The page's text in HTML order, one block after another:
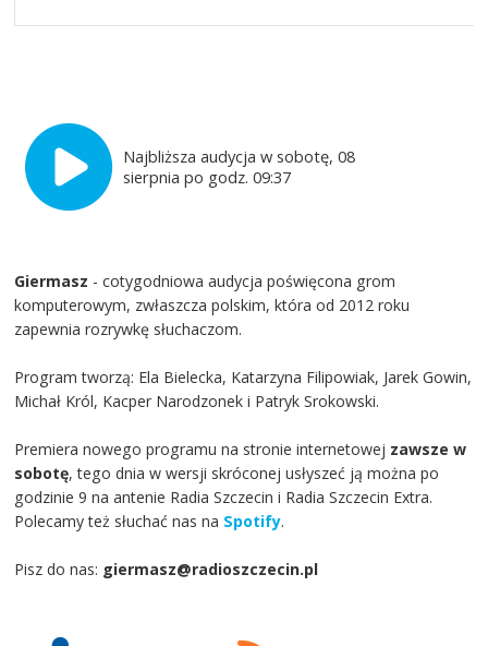
Najbliższa audycja w sobotę, 08
sierpnia po godz. 09:37
Giermasz - cotygodniowa audycja poświęcona grom
komputerowym, zwłaszcza polskim, która od 2012 roku
zapewnia rozrywkę słuchaczom.
Program tworzą: Ela Bielecka, Katarzyna Filipowiak, Jarek Gowin,
Michał Król, Kacper Narodzonek i Patryk Srokowski.
Premiera nowego programu na stronie internetowej zawsze w
sobotę, tego dnia w wersji skróconej usłyszeć ją można po
godzinie 9 na antenie Radia Szczecin i Radia Szczecin Extra.
Polecamy też słuchać nas na Spotify.
Pisz do nas: giermasz@radioszczecin.pl